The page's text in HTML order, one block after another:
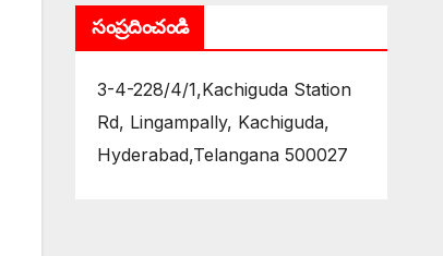
సంప్రదించండి
3-4-228/4/1,Kachiguda Station
Rd, Lingampally, Kachiguda,
Hyderabad,Telangana 500027